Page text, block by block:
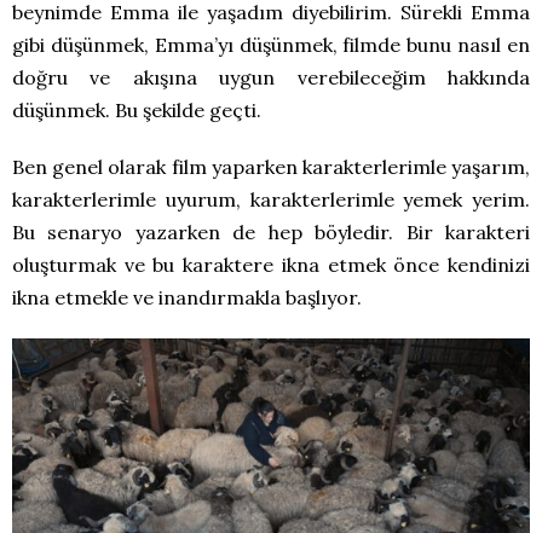
beynimde Emma ile yaşadım diyebilirim. Sürekli Emma
gibi düşünmek, Emma’yı düşünmek, filmde bunu nasıl en
doğru ve akışına uygun verebileceğim hakkında
düşünmek. Bu şekilde geçti.
Ben genel olarak film yaparken karakterlerimle yaşarım,
karakterlerimle uyurum, karakterlerimle yemek yerim.
Bu senaryo yazarken de hep böyledir. Bir karakteri
oluşturmak ve bu karaktere ikna etmek önce kendinizi
ikna etmekle ve inandırmakla başlıyor.